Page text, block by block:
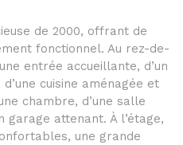
de 2000, offrant de
fonctionnel. Au rez-de-
entrée accueillante, d’un
cuisine aménagée et
chambre, d’une salle
garage attenant. À l’étage,
une grande